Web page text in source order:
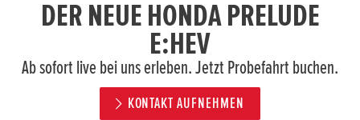
DER NEUE HONDA PRELUDE
E:HEV
Ab sofort live bei uns erleben. Jetzt Probefahrt buchen.
KONTAKT AUFNEHMEN